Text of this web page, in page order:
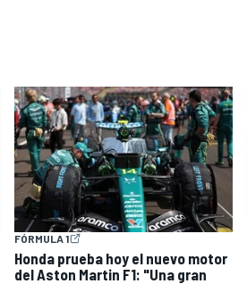
FÓRMULA 1
Honda prueba hoy el nuevo motor
del Aston Martin F1: "Una gran